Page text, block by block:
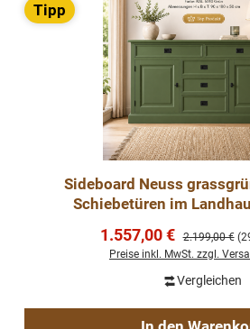
Tipp
Sideboard Neuss
Schiebetüren im
Verkaufspreis:
1.557,00 € Regulärer
2.199,00 €
Preise inkl. MwSt. zzgl.
Vergleichen